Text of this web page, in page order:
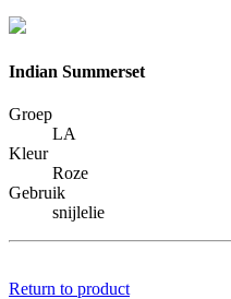
Indian Summerset
Groep
LA
Kleur
Roze
Gebruik
snijlelie
Return to product